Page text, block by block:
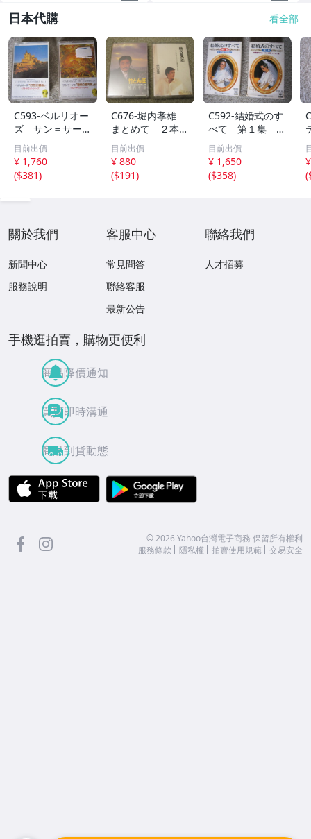
日本代購 看全部
C593-ベルリオー
ズ サン＝サーン
ス ベスト・サウ
ンド・シリーズ
まとめて ２本
セット ※１本未
目前出價
¥ 1,760
($381)
C676-堀内孝雄
まとめて ２本
セット
目前出價
¥ 880
($191)
C592-結婚式のす
べて 第１集 第
２集 まとめて
２本 セット
目前出價
¥ 1,650
($358)
(
關於我們
新聞中心
服務說明
客服中心
常見問答
聯絡客服
最新公告
聯絡我們
人才招募
手機逛拍賣，購物更便利
商品降價通知
買賣即時溝通
商品到貨動態
APP Store
facebook ©2026 Yahoo台灣電子商務 保留所有權利
服務條款
隱私權 拍賣使用規範 交易安全